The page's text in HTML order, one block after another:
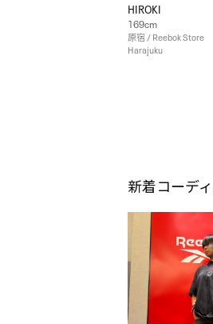
HIROKI
169cm
原宿 / Reebok Store
Harajuku
新着コーデ